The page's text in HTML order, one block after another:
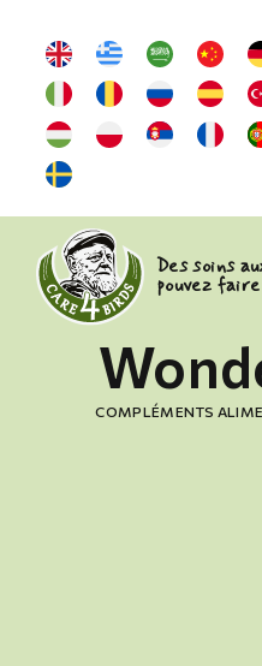
Des soins
pouvez
COMPLÉMENTS